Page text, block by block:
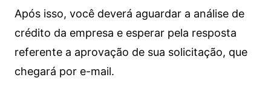
Após isso, você deverá aguardar a análise de
crédito da empresa e esperar pela resposta
referente a aprovação de sua solicitação, que
chegará por e-mail.